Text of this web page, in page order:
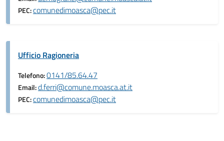
PEC:comunedimoasca@pec.it
Ufficio Ragioneria
Telefono:0141/85.64.47
Email:d.ferri@comune.moasca.at.it
PEC:comunedimoasca@pec.it